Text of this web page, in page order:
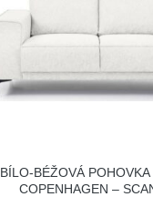
BÍLO-BÉŽOVÁ
COPENHAGEN –